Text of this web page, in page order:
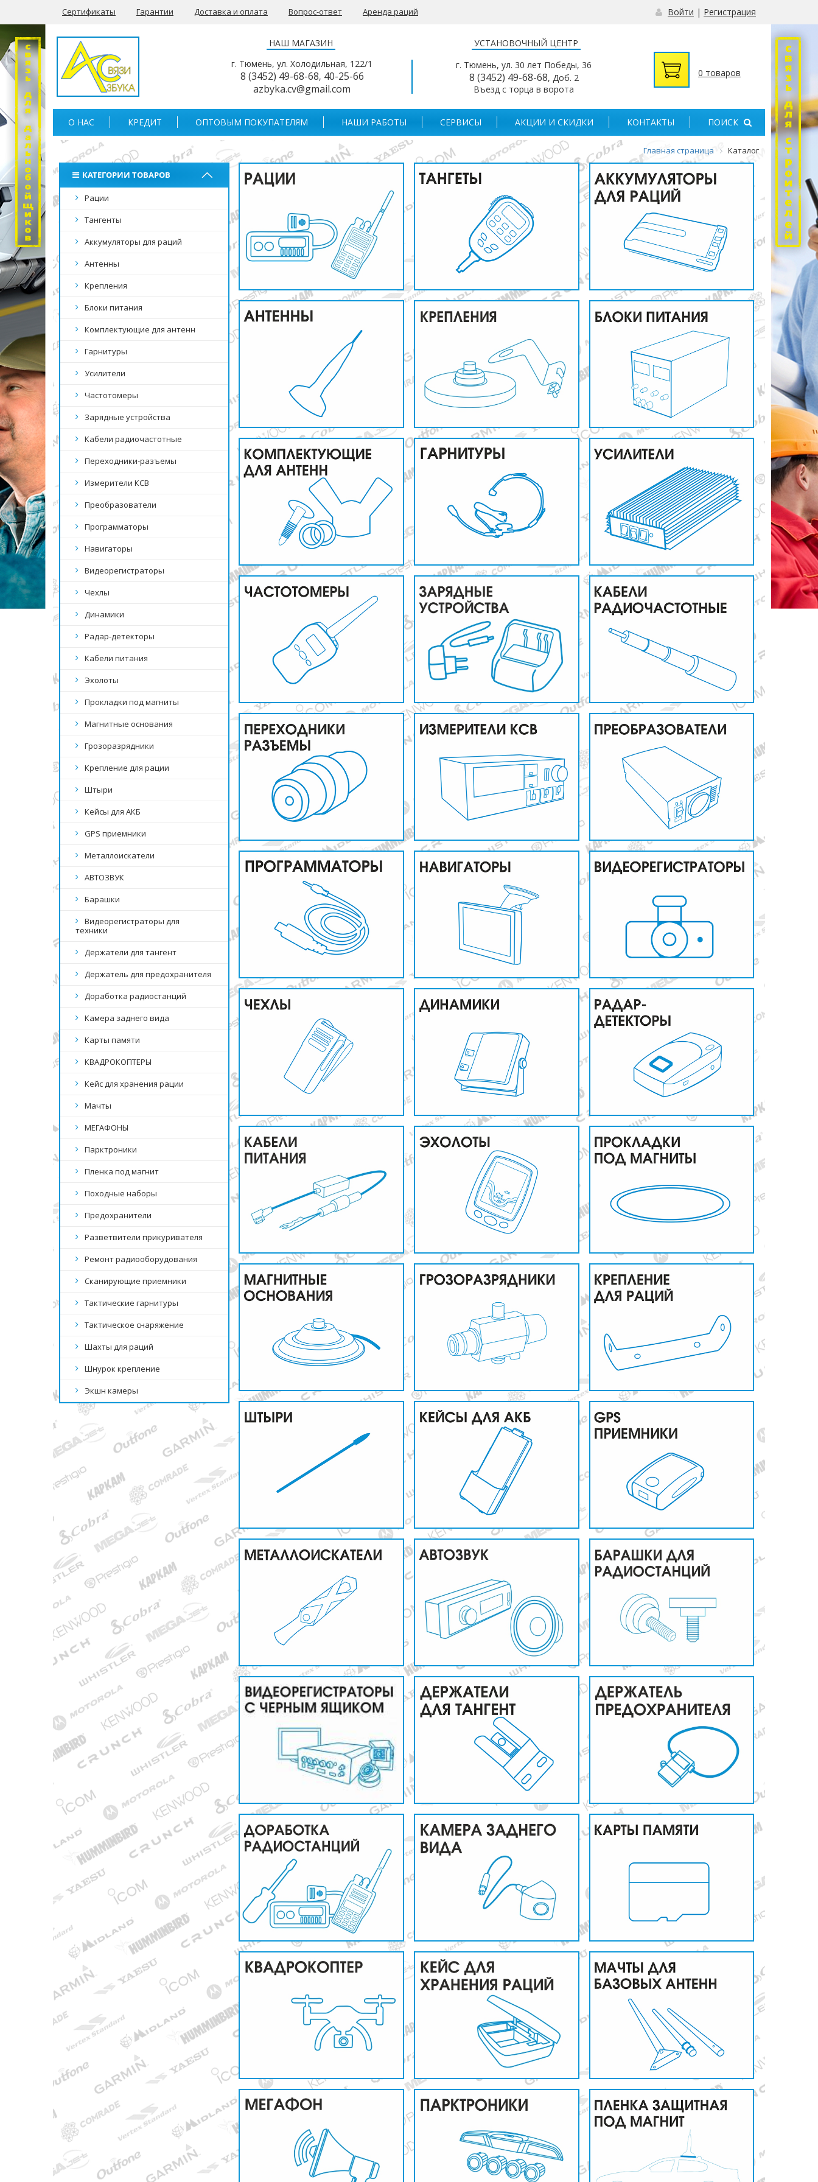
Сертификаты Гарантии Доставка и оплата Вопрос-ответ Аренда раций Войти | Регистрация
НАШ МАГАЗИН
УСТАНОВОЧНЫЙ ЦЕНТР
г. Тюмень, ул. Холодильная, 122/1
8 (3452) 49-68-68, 40-25-66
azbyka.cv@gmail.com
г. Тюмень, ул. 30 лет Победы, 36
8 (3452) 49-68-68, Доб. 2
Въезд с торца в ворота
0 товаров
О НАС КРЕДИТ ОПТОВЫМ ПОКУПАТЕЛЯМ НАШИ РАБОТЫ СЕРВИСЫ АКЦИИ И СКИДКИ КОНТАКТЫ ПОИСК
Главная страница Каталог
КАТЕГОРИИ ТОВАРОВ
Рации
Тангенты
Аккумуляторы для раций
Антенны
Крепления
Блоки питания
Комплектующие для антенн
Гарнитуры
Усилители
Частотомеры
Зарядные устройства
Кабели радиочастотные
Переходники-разъемы
Измерители КСВ
Преобразователи
Программаторы
Навигаторы
Видеорегистраторы
Чехлы
Динамики
Радар-детекторы
Кабели питания
Эхолоты
Прокладки под магниты
Магнитные основания
Грозоразрядники
Крепление для рации
Штыри
Кейсы для АКБ
GPS приемники
Металлоискатели
АВТОЗВУК
Барашки
Видеорегистраторы для
техники
Держатели для тангент
Держатель для предохранителя
Доработка радиостанций
Камера заднего вида
Карты памяти
КВАДРОКОПТЕРЫ
Кейс для хранения рации
Мачты
МЕГАФОНЫ
Парктроники
Пленка под магнит
Походные наборы
Предохранители
Разветвители прикуривателя
Ремонт радиооборудования
Сканирующие приемники
Тактические гарнитуры
Тактическое снаряжение
Шахты для раций
Шнурок крепление
Экшн камеры